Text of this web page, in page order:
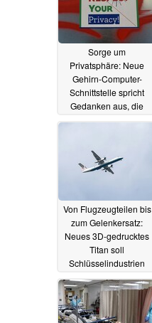
Sorge um
Privatsphäre: Neue
Gehirn-Computer-
Schnittstelle spricht
Gedanken aus, die
man nie äußern wollte
Von Flugzeugteilen bis
zum Gelenkersatz:
Neues 3D-gedrucktes
Titan soll
Schlüsselindustrien
verändern11.08.2025